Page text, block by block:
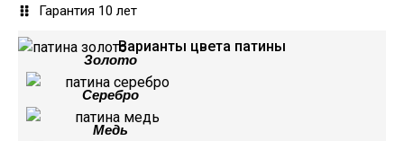
Гарантия 10 лет
Варианты цвета патины
Золото
Серебро
Медь